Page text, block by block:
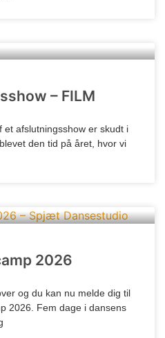
– FILM
et afslutningsshow er skudt i
den tid på året, hvor vi
2026
og du kan nu melde dig til
2026. Fem dage i dansens